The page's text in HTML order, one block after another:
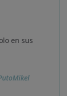
en sus